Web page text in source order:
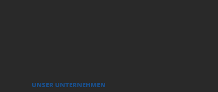
UNSER UNTERNEHMEN